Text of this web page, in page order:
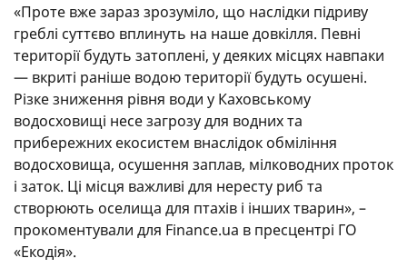
«Проте вже зараз зрозуміло, що наслідки підриву
греблі суттєво вплинуть на наше довкілля. Певні
території будуть затоплені, у деяких місцях навпаки
— вкриті раніше водою території будуть осушені.
Різке зниження рівня води у Каховському
водосховищі несе загрозу для водних та
прибережних екосистем внаслідок обміління
водосховища, осушення заплав, мілководних проток
і заток. Ці місця важливі для нересту риб та
створюють оселища для птахів і інших тварин», –
прокоментували для Finance.ua в пресцентрі ГО
«Екодія».